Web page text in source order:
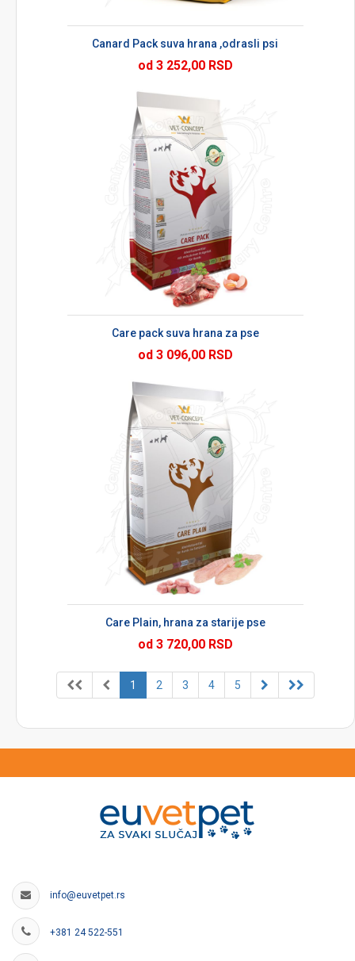
Canard Pack suva hrana ,odrasli psi
od 3 252,00 RSD
Care pack suva hrana za pse
od 3 096,00 RSD
Care Plain, hrana za starije pse
od 3 720,00 RSD
1 2 3 4 5
info@euvetpet.rs
+381 24 522-551